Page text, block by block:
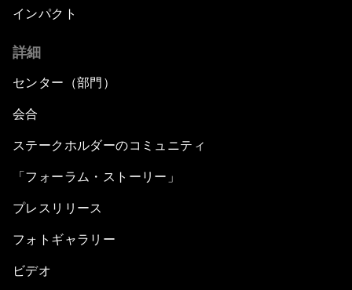
インパクト
詳細
センター（部門）
会合
ステークホルダーのコミュニティ
「フォーラム・ストーリー」
プレスリリース
フォトギャラリー
ビデオ